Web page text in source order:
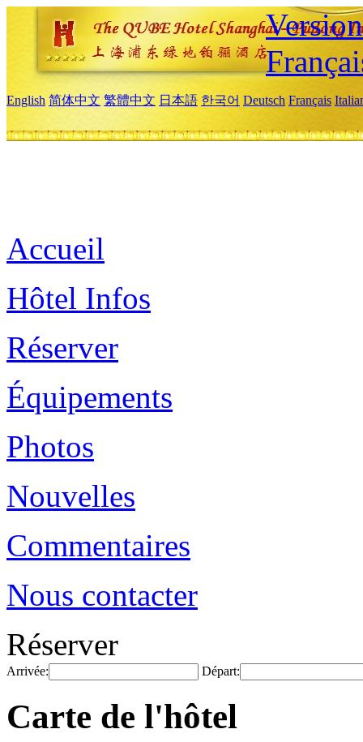
English 简体中文 繁體中文 日本語 한국어 Deutsch Français
Accueil
Hôtel Infos
Réserver
Équipements
Photos
Nouvelles
Commentaires
Nous contacter
Réserver
Arrivée: Départ:
Carte de l'hôtel